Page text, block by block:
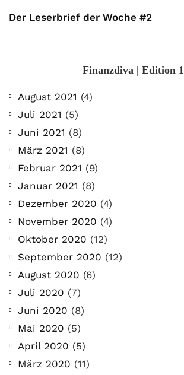
Der Leserbrief der Woche #2
Finanzdiva | Edition 1
August 2021 (4)
Juli 2021 (5)
Juni 2021 (8)
März 2021 (8)
Februar 2021 (9)
Januar 2021 (8)
Dezember 2020 (4)
November 2020 (4)
Oktober 2020 (12)
September 2020 (12)
August 2020 (6)
Juli 2020 (7)
Juni 2020 (8)
Mai 2020 (5)
April 2020 (5)
März 2020 (11)